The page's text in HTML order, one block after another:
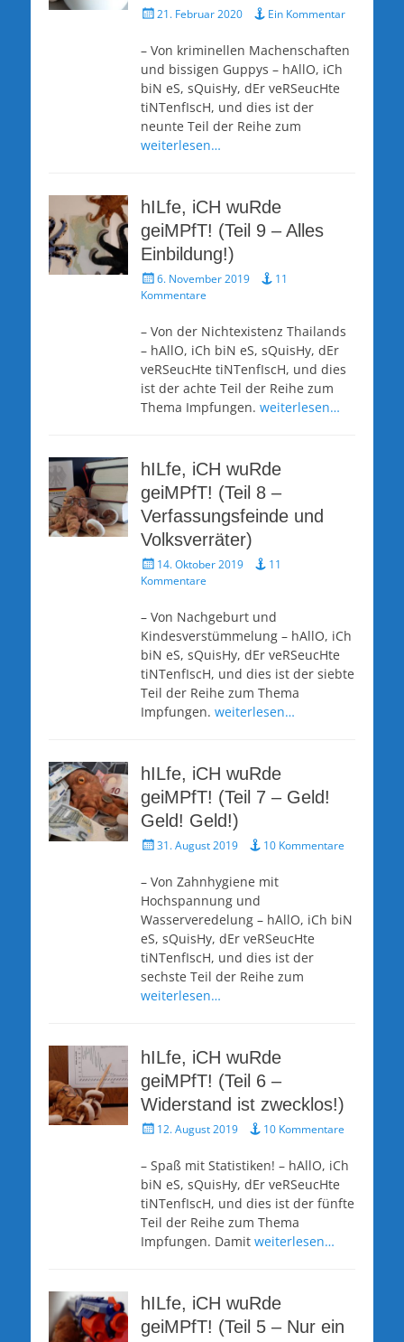
Veröffentlicht
21. Februar 2020 Ein Kommentar
– Von kriminellen Machenschaften
und bissigen Guppys – hAllO, iCh
biN eS, sQuisHy, dEr veRSeucHte
tiNTenfIscH, und dies ist der
neunte Teil der Reihe zum
weiterlesen…
hILfe, iCH wuRde
geiMPfT! (Teil 9 – Alles
Einbildung!)
Veröffentlicht
am
6. November 2019
11
Kommentare
– Von der Nichtexistenz Thailands
– hAllO, iCh biN eS, sQuisHy, dEr
veRSeucHte tiNTenfIscH, und dies
ist der achte Teil der Reihe zum
Thema Impfungen. weiterlesen…
hILfe, iCH wuRde
geiMPfT! (Teil 8 –
Verfassungsfeinde und
Volksverräter)
Veröffentlicht
am
14. Oktober 2019
11
Kommentare
– Von Nachgeburt und
Kindesverstümmelung – hAllO, iCh
biN eS, sQuisHy, dEr veRSeucHte
tiNTenfIscH, und dies ist der siebte
Teil der Reihe zum Thema
Impfungen. weiterlesen…
hILfe, iCH wuRde
geiMPfT! (Teil 7 – Geld!
Geld! Geld!)
Veröffentlicht
31. August 2019 10 Kommentare
– Von Zahnhygiene mit
Hochspannung und
Wasserveredelung – hAllO, iCh biN
eS, sQuisHy, dEr veRSeucHte
tiNTenfIscH, und dies ist der
sechste Teil der Reihe zum
weiterlesen…
hILfe, iCH wuRde
geiMPfT! (Teil 6 –
Widerstand ist zwecklos!)
Veröffentlicht
12. August 2019 10 Kommentare
– Spaß mit Statistiken! – hAllO, iCh
biN eS, sQuisHy, dEr veRSeucHte
tiNTenfIscH, und dies ist der fünfte
Teil der Reihe zum Thema
Impfungen. Damit weiterlesen…
hILfe, iCH wuRde
geiMPfT! (Teil 5 – Nur ein